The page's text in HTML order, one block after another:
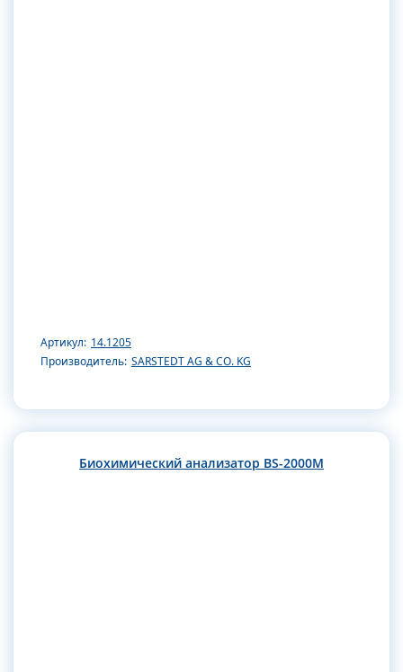
Артикул: 14.1205
Производитель: SARSTEDT AG & CO. KG
Биохимический анализатор BS-2000M